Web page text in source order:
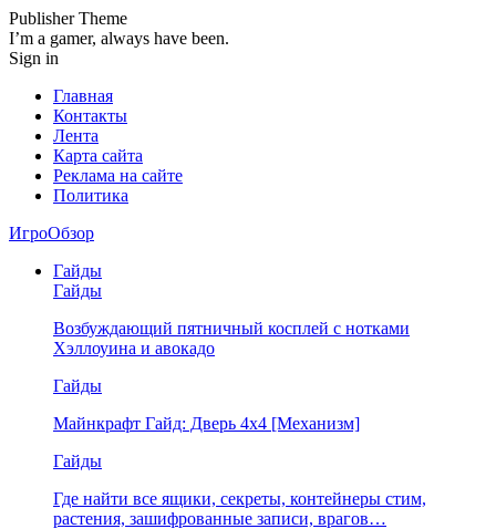
Publisher Theme
I’m a gamer, always have been.
Sign in
Главная
Контакты
Лента
Карта сайта
Реклама на сайте
Политика
ИгроОбзор
Гайды
Гайды
Возбуждающий пятничный косплей с нотками
Хэллоуина и авокадо
Гайды
Майнкрафт Гайд: Дверь 4х4 [Механизм]
Гайды
Где найти все ящики, секреты, контейнеры стим,
растения, зашифрованные записи, врагов…